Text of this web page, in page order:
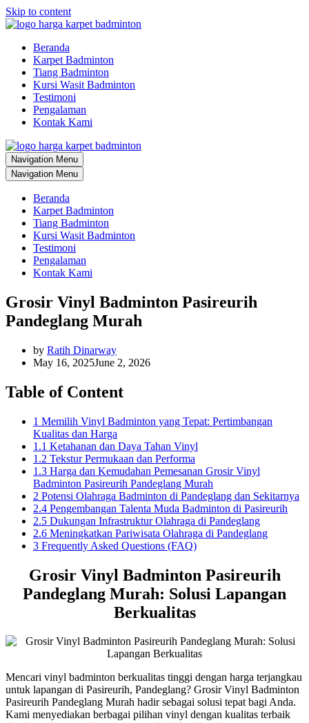
Skip to content
Beranda
Karpet Badminton
Tiang Badminton
Kursi Wasit Badminton
Testimoni
Pengalaman
Kontak Kami
Navigation Menu
Navigation Menu
Beranda
Karpet Badminton
Tiang Badminton
Kursi Wasit Badminton
Testimoni
Pengalaman
Kontak Kami
Grosir Vinyl Badminton Pasireurih
Pandeglang Murah
by Ratih Dinarway
May 16, 2025June 2, 2026
Table of Content
1 Memilih Vinyl Badminton yang Tepat: Pertimbangan
Kualitas dan Harga
1.1 Ketahanan dan Daya Tahan Vinyl
1.2 Tekstur Permukaan dan Performa
1.3 Harga dan Kemudahan Pemesanan Grosir Vinyl
Badminton Pasireurih Pandeglang Murah
2 Potensi Olahraga Badminton di Pandeglang dan Sekitarnya
2.4 Pengembangan Talenta Muda Badminton di Pasireurih
2.5 Dukungan Infrastruktur Olahraga di Pandeglang
2.6 Meningkatkan Pariwisata Olahraga di Pandeglang
3 Frequently Asked Questions (FAQ)
Grosir Vinyl Badminton Pasireurih
Pandeglang Murah: Solusi Lapangan
Berkualitas
Mencari vinyl badminton berkualitas tinggi dengan harga terjangkau
untuk lapangan di Pasireurih, Pandeglang? Grosir Vinyl Badminton
Pasireurih Pandeglang Murah hadir sebagai solusi tepat bagi Anda.
Kami menyediakan berbagai pilihan vinyl dengan kualitas terbaik